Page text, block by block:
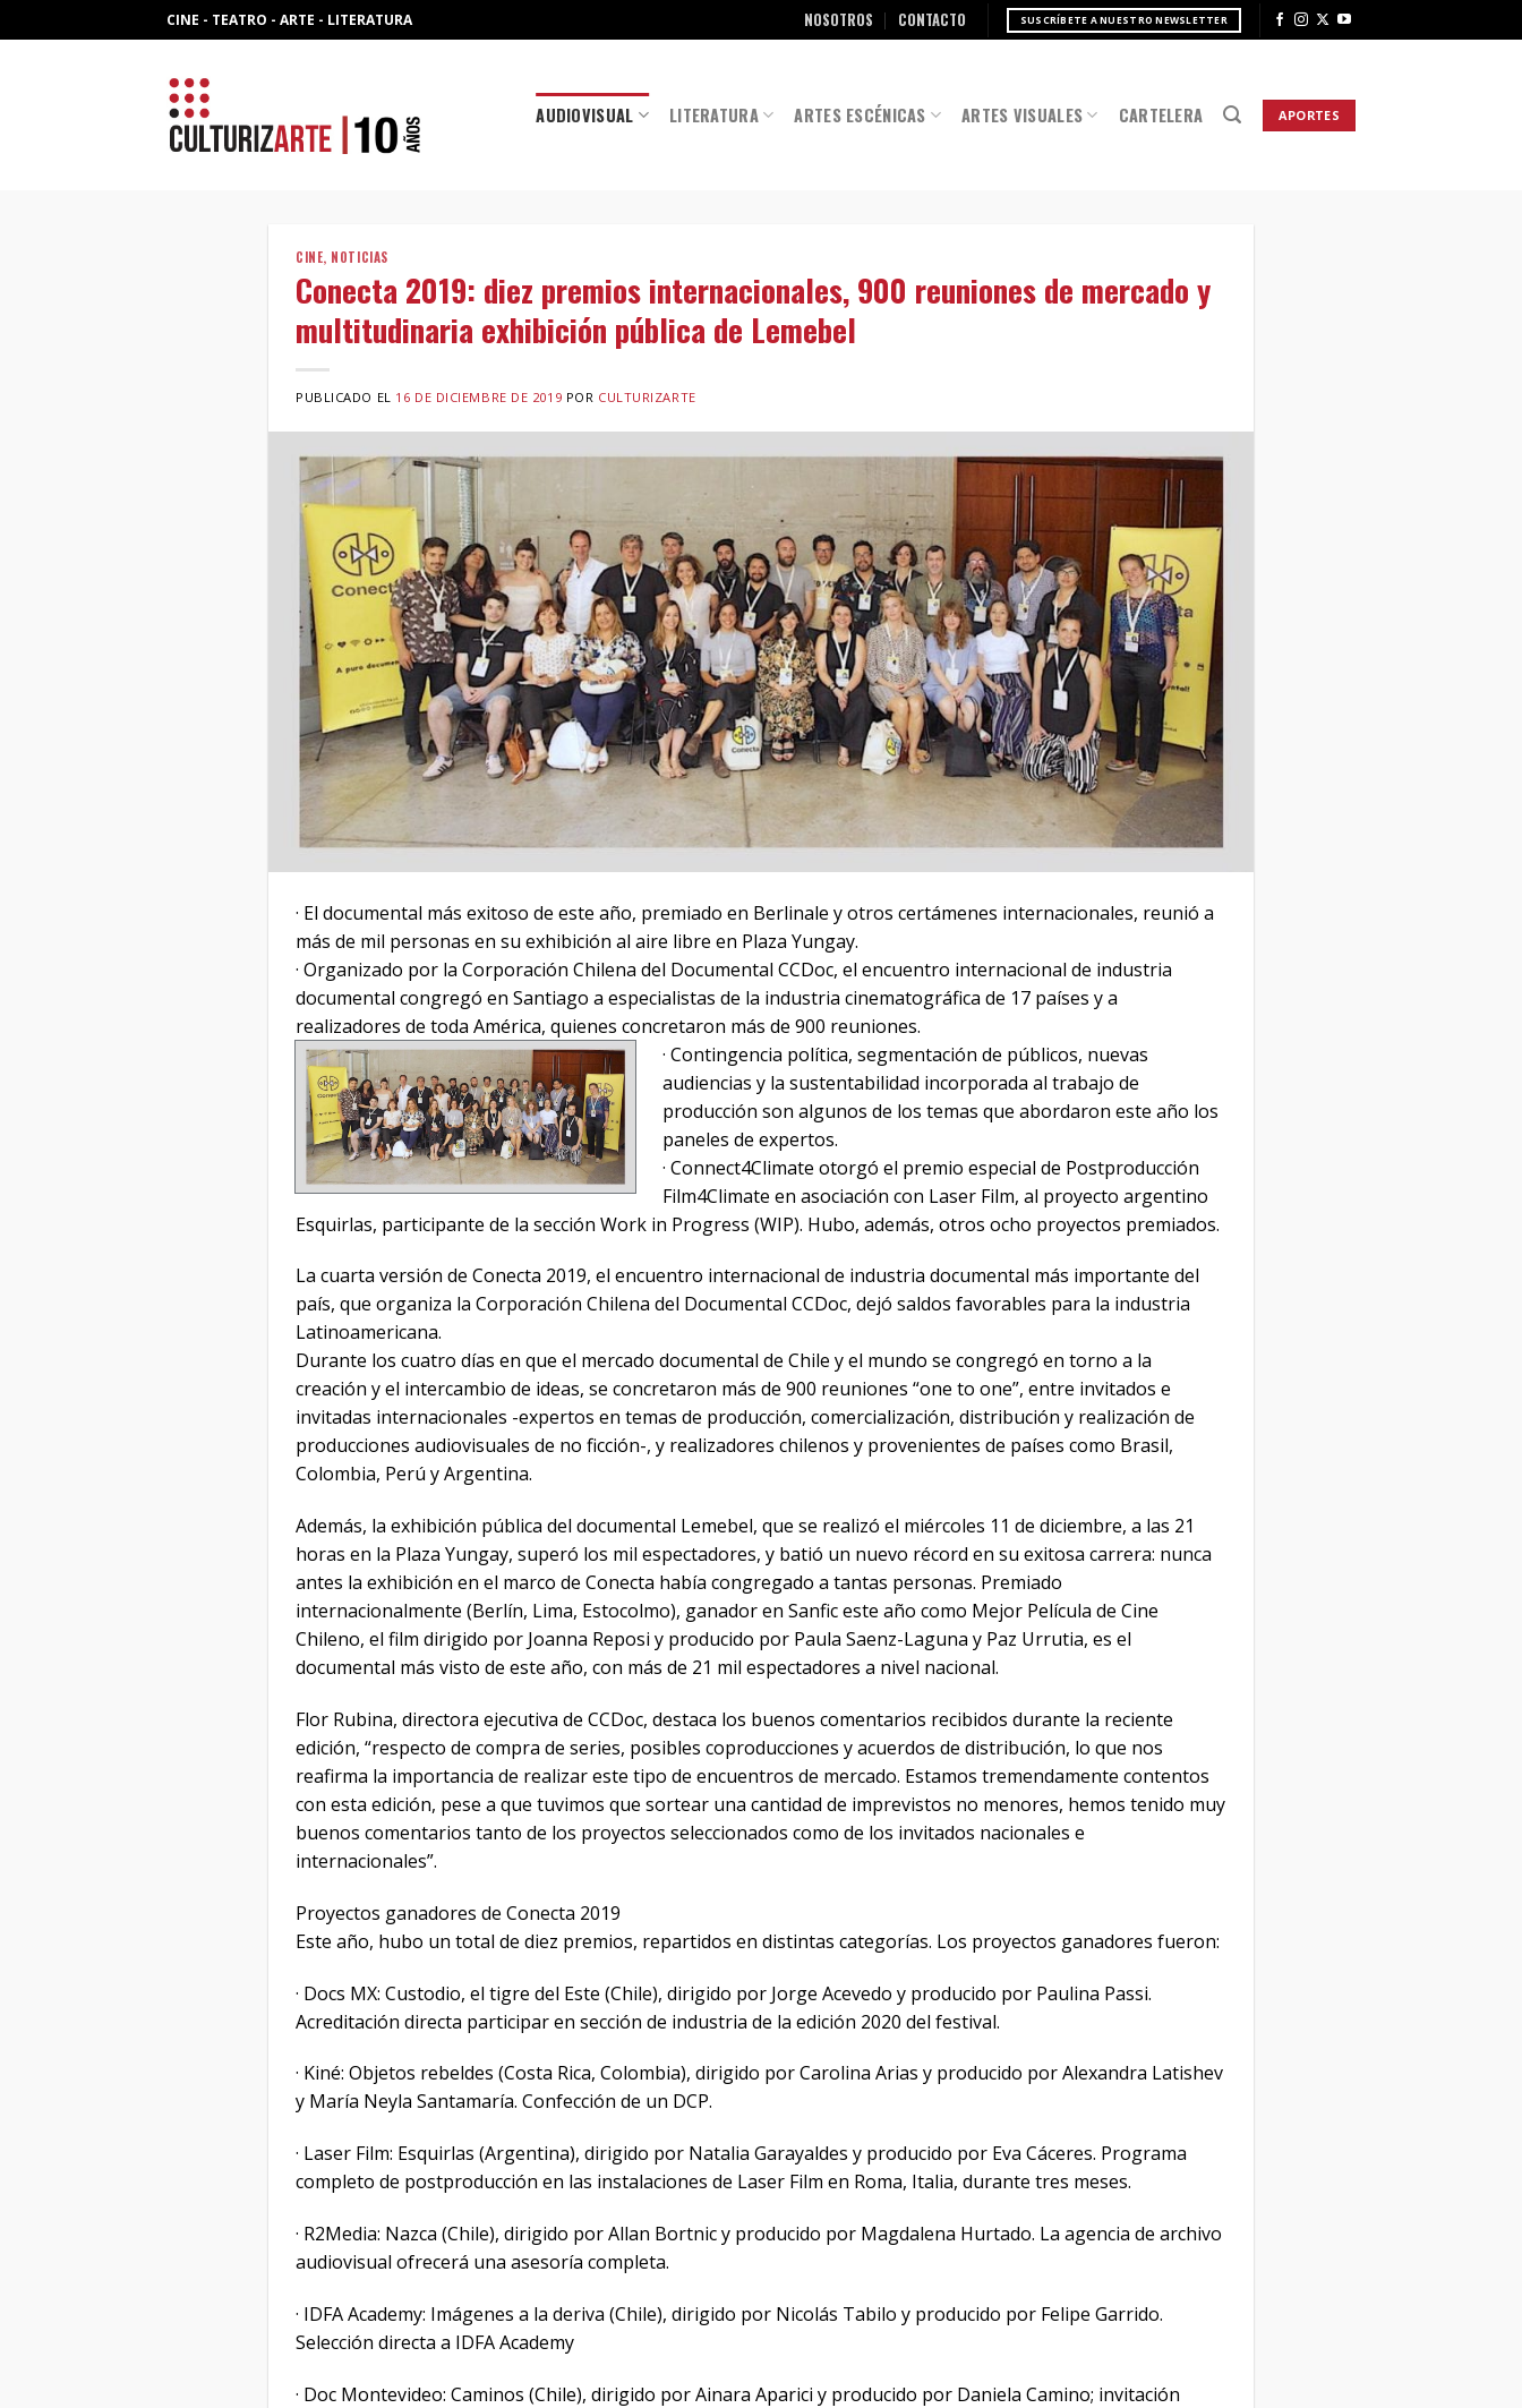
to
CINE - TEATRO - ARTE - LITERATURA NOSOTROS CONTACTO SUSCRÍBETE A NUESTRO NEWSLETTER
AUDIOVISUAL LITERATURA ARTES ESCÉNICAS ARTES VISUALES CARTELERA APORTES
CINE, NOTICIAS
Conecta 2019: diez premios internacionales, 900 reuniones de mercado y
multitudinaria exhibición pública de Lemebel
PUBLICADO EL 16 DE DICIEMBRE DE 2019 POR CULTURIZARTE
· El documental más exitoso de este año, premiado en Berlinale y otros certámenes internacionales, reunió a
más de mil personas en su exhibición al aire libre en Plaza Yungay.
· Organizado por la Corporación Chilena del Documental CCDoc, el encuentro internacional de industria
documental congregó en Santiago a especialistas de la industria cinematográfica de 17 países y a
realizadores de toda América, quienes concretaron más de 900 reuniones.
· Contingencia política, segmentación de públicos, nuevas
audiencias y la sustentabilidad incorporada al trabajo de
producción son algunos de los temas que abordaron este año los
paneles de expertos.
· Connect4Climate otorgó el premio especial de Postproducción
Film4Climate en asociación con Laser Film, al proyecto argentino
Esquirlas, participante de la sección Work in Progress (WIP). Hubo, además, otros ocho proyectos premiados.
La cuarta versión de Conecta 2019, el encuentro internacional de industria documental más importante del
país, que organiza la Corporación Chilena del Documental CCDoc, dejó saldos favorables para la industria
Latinoamericana.
Durante los cuatro días en que el mercado documental de Chile y el mundo se congregó en torno a la
creación y el intercambio de ideas, se concretaron más de 900 reuniones “one to one”, entre invitados e
invitadas internacionales -expertos en temas de producción, comercialización, distribución y realización de
producciones audiovisuales de no ficción-, y realizadores chilenos y provenientes de países como Brasil,
Colombia, Perú y Argentina.
Además, la exhibición pública del documental Lemebel, que se realizó el miércoles 11 de diciembre, a las 21
horas en la Plaza Yungay, superó los mil espectadores, y batió un nuevo récord en su exitosa carrera: nunca
antes la exhibición en el marco de Conecta había congregado a tantas personas. Premiado
internacionalmente (Berlín, Lima, Estocolmo), ganador en Sanfic este año como Mejor Película de Cine
Chileno, el film dirigido por Joanna Reposi y producido por Paula Saenz-Laguna y Paz Urrutia, es el
documental más visto de este año, con más de 21 mil espectadores a nivel nacional.
Flor Rubina, directora ejecutiva de CCDoc, destaca los buenos comentarios recibidos durante la reciente
edición, “respecto de compra de series, posibles coproducciones y acuerdos de distribución, lo que nos
reafirma la importancia de realizar este tipo de encuentros de mercado. Estamos tremendamente contentos
con esta edición, pese a que tuvimos que sortear una cantidad de imprevistos no menores, hemos tenido muy
buenos comentarios tanto de los proyectos seleccionados como de los invitados nacionales e
internacionales”.
Proyectos ganadores de Conecta 2019
Este año, hubo un total de diez premios, repartidos en distintas categorías. Los proyectos ganadores fueron:
· Docs MX: Custodio, el tigre del Este (Chile), dirigido por Jorge Acevedo y producido por Paulina Passi.
Acreditación directa participar en sección de industria de la edición 2020 del festival.
· Kiné: Objetos rebeldes (Costa Rica, Colombia), dirigido por Carolina Arias y producido por Alexandra Latishev
y María Neyla Santamaría. Confección de un DCP.
· Laser Film: Esquirlas (Argentina), dirigido por Natalia Garayaldes y producido por Eva Cáceres. Programa
completo de postproducción en las instalaciones de Laser Film en Roma, Italia, durante tres meses.
· R2Media: Nazca (Chile), dirigido por Allan Bortnic y producido por Magdalena Hurtado. La agencia de archivo
audiovisual ofrecerá una asesoría completa.
· IDFA Academy: Imágenes a la deriva (Chile), dirigido por Nicolás Tabilo y producido por Felipe Garrido.
Selección directa a IDFA Academy
· Doc Montevideo: Caminos (Chile), dirigido por Ainara Aparici y producido por Daniela Camino; invitación